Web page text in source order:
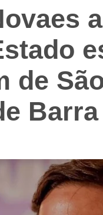
de